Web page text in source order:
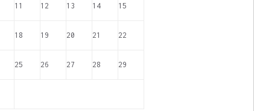
11 12 13 14 15
18 19 20 21 22
25 26 27 28 29